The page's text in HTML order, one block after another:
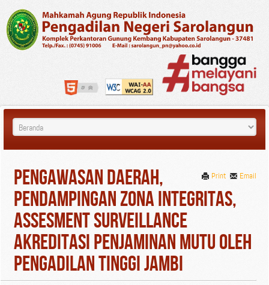
Email
Print
Pengawasan Daerah,
Pendampingan Zona Integritas,
Assesment Surveillance
Akreditasi Penjaminan Mutu Oleh
Pengadilan Tinggi Jambi